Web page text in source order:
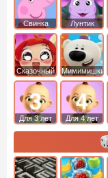
Свинка
Пеппа
Лунтик
Сказочный
патруль
Мимимишки
Для 3 лет Для 4 лет